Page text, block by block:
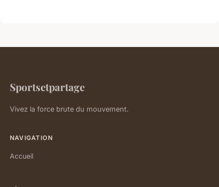
Sportsetpartage
Vivez la force brute du mouvement.
NAVIGATION
Accueil